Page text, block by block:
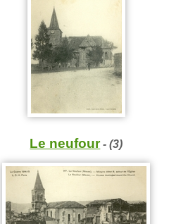
Le neufour- (3)